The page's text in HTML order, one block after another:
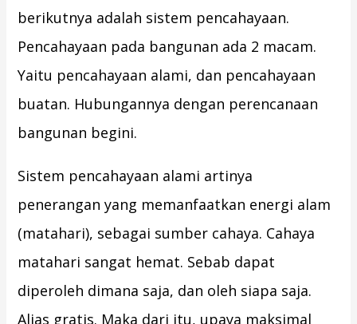
berikutnya adalah sistem pencahayaan.
Pencahayaan pada bangunan ada 2 macam.
Yaitu pencahayaan alami, dan pencahayaan
buatan. Hubungannya dengan perencanaan
bangunan begini.
Sistem pencahayaan alami artinya
penerangan yang memanfaatkan energi alam
(matahari), sebagai sumber cahaya. Cahaya
matahari sangat hemat. Sebab dapat
diperoleh dimana saja, dan oleh siapa saja.
Alias gratis. Maka dari itu, upaya maksimal